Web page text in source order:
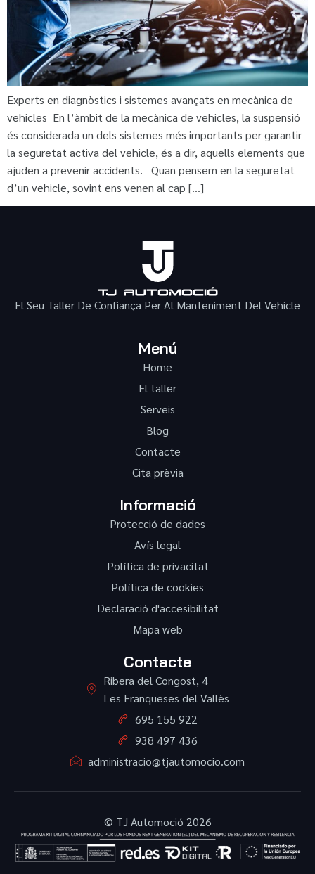
Experts en diagnòstics i sistemes avançats en mecànica de
vehicles En l’àmbit de la mecànica de vehicles, la suspensió
és considerada un dels sistemes més importants per garantir
la seguretat activa del vehicle, és a dir, aquells elements que
ajuden a prevenir accidents. Quan pensem en la seguretat
d’un vehicle, sovint ens venen al cap […]
El Seu Taller De Confiança Per Al Manteniment Del Vehicle
Menú
Home
El taller
Serveis
Blog
Contacte
Cita prèvia
Informació
Protecció de dades
Avís legal
Política de privacitat
Política de cookies
Declaració d'accesibilitat
Mapa web
Contacte
Ribera del Congost, 4
Les Franqueses del Vallès
695 155 922
938 497 436
administracio@tjautomocio.com
© TJ Automoció 2026